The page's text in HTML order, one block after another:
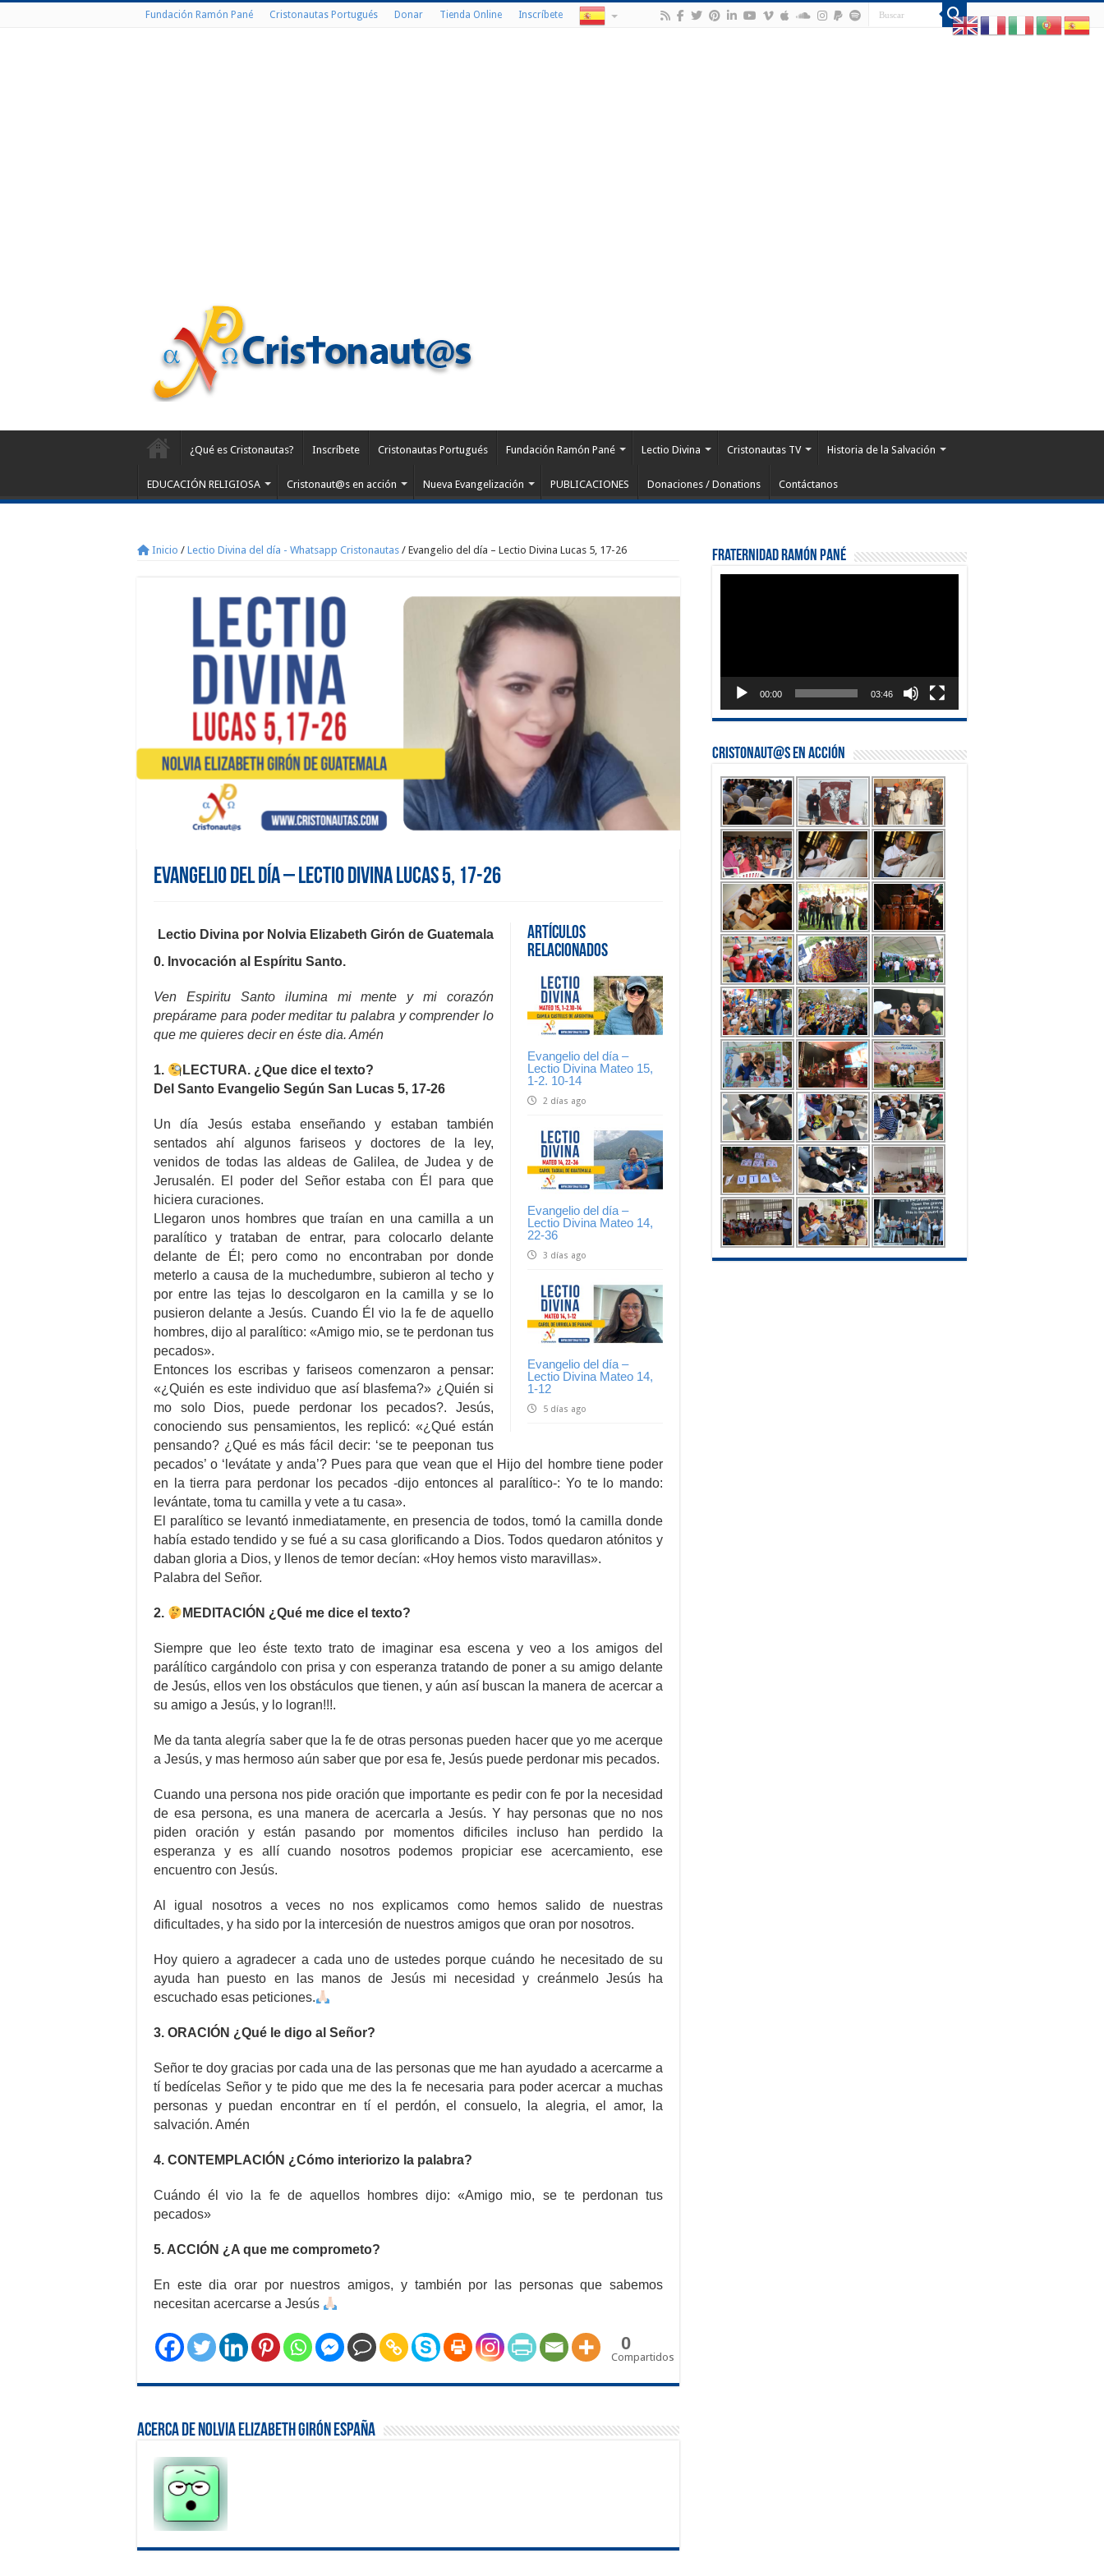
Fundación Ramón Pané Cristonautas Portugués Donar Tienda Online Inscríbete
¿Qué es Cristonautas? Inscríbete Cristonautas Portugués Fundación Ramón Pané Lectio Divina Cristonautas TV Historia de la Salvación
EDUCACIÓN RELIGIOSA Cristonaut@s en acción Nueva Evangelización PUBLICACIONES Donaciones / Donations Contáctanos
Inicio / Lectio Divina del día - Whatsapp Cristonautas / Evangelio del día – Lectio Divina Lucas 5, 17-26
Evangelio del día – Lectio Divina Lucas 5, 17-26
Artículos
Relacionados
Evangelio del día –
Lectio Divina Mateo 15,
1-2. 10-14
2 días ago
Evangelio del día –
Lectio Divina Mateo 14,
22-36
3 días ago
Evangelio del día –
Lectio Divina Mateo 14,
1-12
5 días ago
Lectio Divina por Nolvia Elizabeth Girón de Guatemala
0. Invocación al Espíritu Santo.
Ven Espiritu Santo ilumina mi mente y mi corazón
prepárame para poder meditar tu palabra y comprender lo
que me quieres decir en éste dia. Amén
1.
LECTURA. ¿Que dice el texto?
Del Santo Evangelio Según San Lucas 5, 17-26
Un día Jesús estaba enseñando y estaban también
sentados ahí algunos fariseos y doctores de la ley,
venidos de todas las aldeas de Galilea, de Judea y de
Jerusalén. El poder del Señor estaba con Él para que
hiciera curaciones.
Llegaron unos hombres que traían en una camilla a un
paralítico y trataban de entrar, para colocarlo delante
delante de Él; pero como no encontraban por donde
meterlo a causa de la muchedumbre, subieron al techo y
por entre las tejas lo descolgaron en la camilla y se lo
pusieron delante a Jesús. Cuando Él vio la fe de aquello
hombres, dijo al paralítico: «Amigo mio, se te perdonan tus
pecados».
Entonces los escribas y fariseos comenzaron a pensar:
«¿Quién es este individuo que así blasfema?» ¿Quién si
mo solo Dios, puede perdonar los pecados?. Jesús,
conociendo sus pensamientos, les replicó: «¿Qué están
pensando? ¿Qué es más fácil decir: ‘se te peeponan tus
pecados’ o ‘levátate y anda’? Pues para que vean que el Hijo del hombre tiene poder
en la tierra para perdonar los pecados -dijo entonces al paralítico-: Yo te lo mando:
levántate, toma tu camilla y vete a tu casa».
El paralítico se levantó inmediatamente, en presencia de todos, tomó la camilla donde
había estado tendido y se fué a su casa glorificando a Dios. Todos quedaron atónitos y
daban gloria a Dios, y llenos de temor decían: «Hoy hemos visto maravillas».
Palabra del Señor.
2. MEDITACIÓN ¿Qué me dice el texto?
Siempre que leo éste texto trato de imaginar esa escena y veo a los amigos del
parálítico cargándolo con prisa y con esperanza tratando de poner a su amigo delante
de Jesús, ellos ven los obstáculos que tienen, y aún así buscan la manera de acercar a
su amigo a Jesús, y lo logran!!!.
Me da tanta alegría saber que la fe de otras personas pueden hacer que yo me acerque
a Jesús, y mas hermoso aún saber que por esa fe, Jesús puede perdonar mis pecados.
Cuando una persona nos pide oración que importante es pedir con fe por la necesidad
de esa persona, es una manera de acercarla a Jesús. Y hay personas que no nos
piden oración y están pasando por momentos dificiles incluso han perdido la
esperanza y es allí cuando nosotros podemos propiciar ese acercamiento, ese
encuentro con Jesús.
Al igual nosotros a veces no nos explicamos como hemos salido de nuestras
dificultades, y ha sido por la intercesión de nuestros amigos que oran por nosotros.
Hoy quiero a agradecer a cada uno de ustedes porque cuándo he necesitado de su
ayuda han puesto en las manos de Jesús mi necesidad y creánmelo Jesús ha
escuchado esas peticiones.
3. ORACIÓN ¿Qué le digo al Señor?
Señor te doy gracias por cada una de las personas que me han ayudado a acercarme a
tí bedícelas Señor y te pido que me des la fe necesaria para poder acercar a muchas
personas y puedan encontrar en tí el perdón, el consuelo, la alegria, el amor, la
salvación. Amén
4. CONTEMPLACIÓN ¿Cómo interiorizo la palabra?
Cuándo él vio la fe de aquellos hombres dijo: «Amigo mio, se te perdonan tus
pecados»
5. ACCIÓN ¿A que me comprometo?
En este dia orar por nuestros amigos, y también por las personas que sabemos
necesitan acercarse a Jesús
0
Compartidos
Acerca de Nolvia Elizabeth Girón España
Fraternidad Ramón Pané
00:00 03:46
Cristonaut@s en Acción